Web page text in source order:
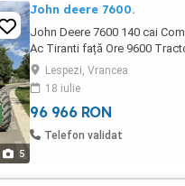
5
John deere 7600.
John Deere 7600 140 cai
Ac Tiranti față Ore 9600
in stare bună de funcționare
Lespezi, Vrancea
18 iulie
96 966 RON
Telefon validat